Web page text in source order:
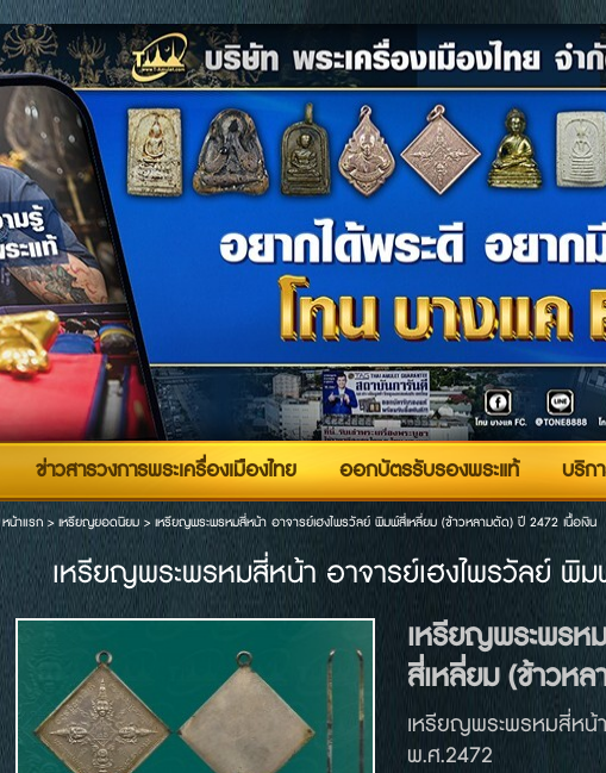
ข่าวสารวงการพระเครื่องเมืองไทย ออกบัตรรับรองพระแท้ บริก
หน้าแรก> เหรียญยอดนิยม> เหรียญพระพรหมสี่หน้า อาจารย์เฮงไพรวัลย์ พิมพ์สี่เหลี่ยม (ข้าวหลามตัด) ปี 2472 เนื้อเงิน
เหรียญพระพรหมสี่หน้า อาจารย์เฮงไพรวัลย์ พิ
เหรียญพระพรห
สี่เหลี่ยม(ข้าวหล
เหรียญพระพรหมสี่หน้
พ.ศ.2472